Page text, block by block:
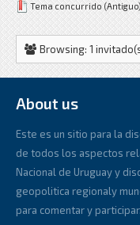
Tema concurrido
Browsing: 1
About us
Este es un sitio para la
de todos los aspectos
Nacional de Uruguay y
geopolitica regionaly
para comentar y